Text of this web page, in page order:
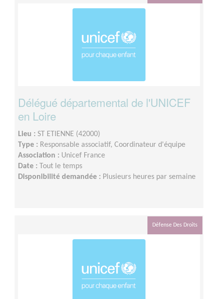
Délégué départemental de l'UNICEF
en Loire
Lieu : ST ETIENNE (42000)
Type : Responsable associatif, Coordinateur d'équipe
Association : Unicef France
Date :
Tout le temps
Disponibilité demandée : Plusieurs heures par semaine
Défense Des Droits